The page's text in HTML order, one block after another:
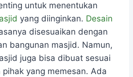
untuk menentukan
yang diinginkan. Desain
disesuaikan dengan
bangunan masjid. Namun,
juga bisa dibuat sesuai
yang memesan. Ada